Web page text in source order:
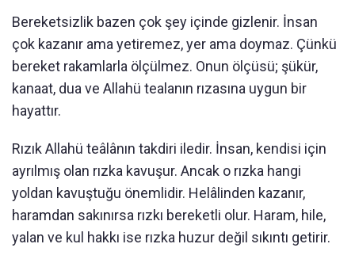
Bereketsizlik bazen çok şey içinde gizlenir. İnsan
çok kazanır ama yetiremez, yer ama doymaz. Çünkü
bereket rakamlarla ölçülmez. Onun ölçüsü; şükür,
kanaat, dua ve Allahü tealanın rızasına uygun bir
hayattır.
Rızık Allahü teâlânın takdiri iledir. İnsan, kendisi için
ayrılmış olan rızka kavuşur. Ancak o rızka hangi
yoldan kavuştuğu önemlidir. Helâlinden kazanır,
haramdan sakınırsa rızkı bereketli olur. Haram, hile,
yalan ve kul hakkı ise rızka huzur değil sıkıntı getirir.